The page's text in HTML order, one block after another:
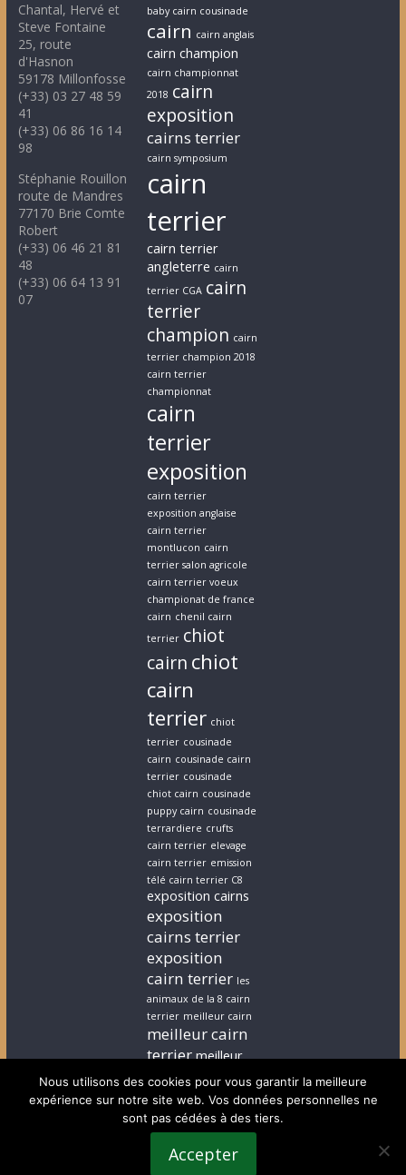
Chantal, Hervé et
Steve Fontaine
25, route
d'Hasnon
59178 Millonfosse
(+33) 03 27 48 59
41
(+33) 06 86 16 14
98
Stéphanie Rouillon
route de Mandres
77170 Brie Comte
Robert
(+33) 06 46 21 81
48
(+33) 06 64 13 91
07
baby cairn cousinade
cairn cairn anglais
cairn champion
cairn championnat
2018 cairn
exposition
cairns terrier
cairn symposium
cairn
terrier
cairn terrier
angleterre cairn
terrier CGA cairn
terrier
champion cairn
terrier champion 2018
cairn terrier
championnat
cairn
terrier
exposition
cairn terrier
exposition anglaise
cairn terrier
montlucon cairn
terrier salon agricole
cairn terrier voeux
championat de france
cairn chenil cairn
terrier chiot
cairn chiot
cairn
terrier chiot
terrier cousinade
cairn cousinade cairn
terrier cousinade
chiot cairn cousinade
puppy cairn cousinade
terrardiere crufts
cairn terrier elevage
cairn terrier emission
télé cairn terrier C8
exposition cairns
exposition
cairns terrier
exposition
cairn terrier les
animaux de la 8 cairn
terrier meilleur cairn
meilleur cairn
terrier meilleur
elevage cairn
terrier
stephanie
cairn terrier
stephanie
chiot cairn terrier
terrardiere voeux
terrier terrier ecossais
Nous utilisons des cookies pour vous garantir la meilleure
expérience sur notre site web. Vos données personnelles ne
sont pas cédées à des tiers.
Accepter